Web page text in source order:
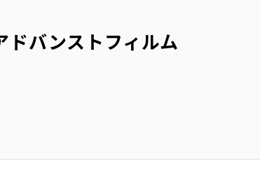
バンストフィルム